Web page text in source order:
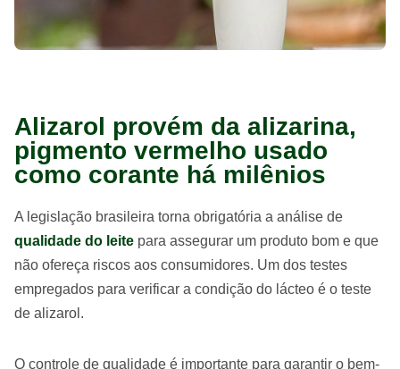
Alizarol provém da alizarina,
pigmento vermelho usado
como corante há milênios
A legislação brasileira torna obrigatória a análise de
qualidade do leite para assegurar um produto bom e que
não ofereça riscos aos consumidores. Um dos testes
empregados para verificar a condição do lácteo é o teste
de alizarol.
O controle de qualidade é importante para garantir o bem-